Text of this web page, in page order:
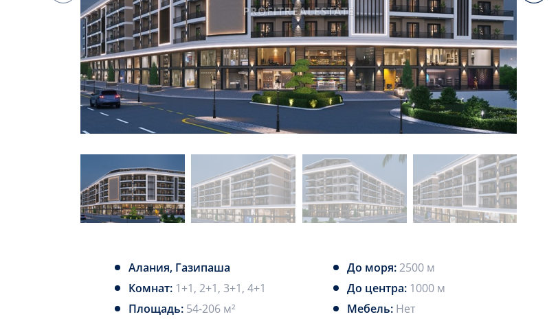
Алания, Газипаша До моря:2500 м
Комнат: 1+1, 2+1, 3+1, 4+1 До центра: 1000 м
Площадь: 54-206 м² Мебель: Нет